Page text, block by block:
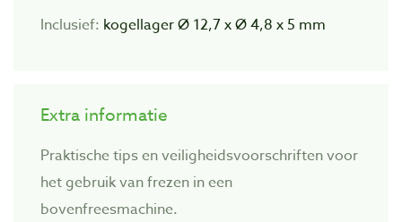
Inclusief: kogellager Ø 12,7 x Ø 4,8 x 5 mm
Extra informatie
Praktische tips en veiligheidsvoorschriften voor
het gebruik van frezen in een
bovenfreesmachine.